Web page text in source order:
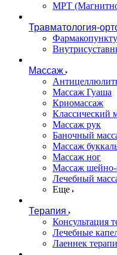
МРТ
Травматология-
Массаж
Массаж Гуаша
Криомассаж
Классический
Массаж рук
Баночный
Массаж
Массаж ног
Массаж шейно-
Лечебный
Еще
Терапия
Консультация
Лечебные
Лаеннек